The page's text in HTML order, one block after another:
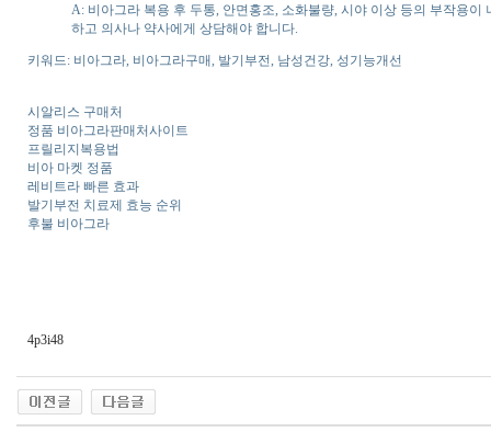
A: 비아그라 복용 후 두통, 안면홍조, 소화불량, 시야 이상 등의 부작용
하고 의사나 약사에게 상담해야 합니다.
키워드: 비아그라, 비아그라구매, 발기부전, 남성건강, 성기능개선
시알리스 구매처
정품 비아그라판매처사이트
프릴리지복용법
비아 마켓 정품
레비트라 빠른 효과
발기부전 치료제 효능 순위
후불 비아그라
4p3i48